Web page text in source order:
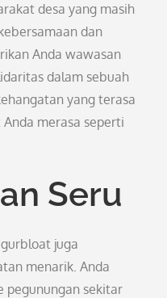
desa yang masih
dan
Anda wawasan
dalam sebuah
yang terasa
merasa seperti
Seru
juga
menarik. Anda
pegunungan sekitar